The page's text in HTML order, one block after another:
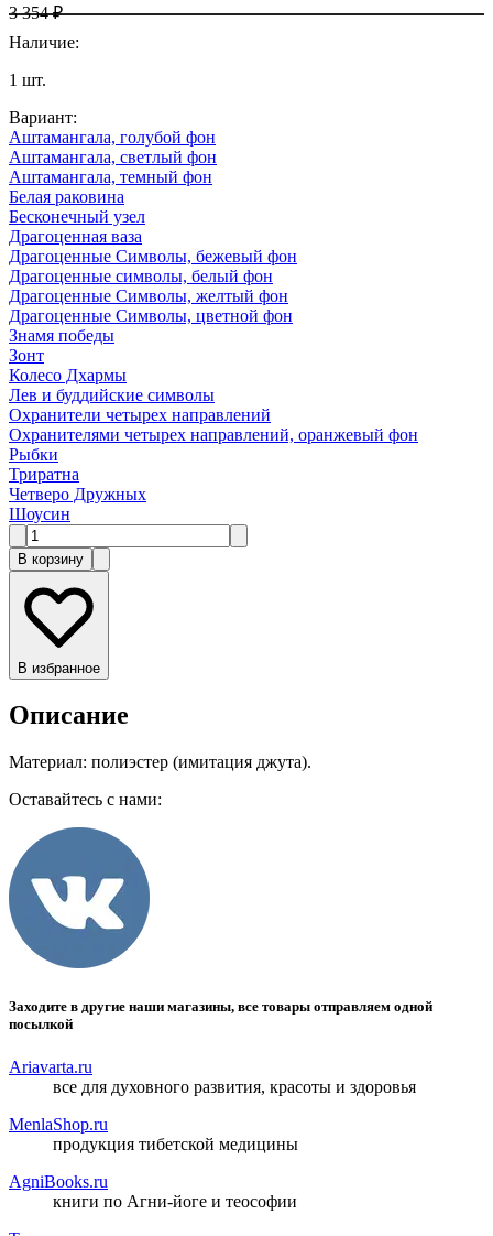
3 354 ₽
Наличие:
1 шт.
Вариант:
Аштамангала, голубой фон
Аштамангала, светлый фон
Аштамангала, темный фон
Белая раковина
Бесконечный узел
Драгоценная ваза
Драгоценные Символы, бежевый фон
Драгоценные символы, белый фон
Драгоценные Символы, желтый фон
Драгоценные Символы, цветной фон
Знамя победы
Зонт
Колесо Дхармы
Лев и буддийские символы
Охранители четырех направлений
Охранителями четырех направлений, оранжевый фон
Рыбки
Триратна
Четверо Дружных
Шоусин
В корзину
В избранное
Описание
Материал: полиэстер (имитация джута).​
Оставайтесь с нами:
Заходите в другие наши магазины, все товары отправляем одной
посылкой
Ariavarta.ru
все для духовного развития, красоты и здоровья
MenlaShop.ru
продукция тибетской медицины
AgniBooks.ru
книги по Агни-йоге и теософии